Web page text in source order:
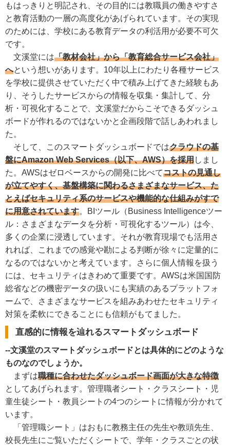
もはっきりと明記され、その目的には教職員の働きやすさ
と教育活動の一層の高度化があげられています。その実現
のためには、学校にある教育データの利活用が必要不可欠
です。
文溪堂には「教材会社」から「教育総合サービス会社」
へという想いがあります。10年以上にわたり各種サービス
を学校に提供させていただく中で積み上げてきた経験もあ
り、そうしたサービスからの情報を収集・集計して、分
析・可視化することで、文溪堂だからこそできるダッシュ
ボードが作れるのではないかと企画段階で話しあわれまし
た。
そして、このスマートダッシュボードではクラウドの基
盤にAmazon Web Services（以下、AWS）を採用しまし
た。AWSはゼロベースからの開発に比べてコストの見通し
が立てやすく、基盤構築に関わるさまざまなサービス、た
とえばセキュリティ系のサービスや機能的な仕組みがすで
に用意されています。BIツール（Business Intelligenceツー
ル：さまざまなデータを分析・可視化するツール）は今、
多くの企業に浸透しています。それが教育現場でも活用さ
れれば、これまでの感覚や勘による判断が徐々に定量的に
なるのではないかと考えています。さらに個人情報を扱う
には、セキュリティはきわめて重要です。AWSは米国国防
総省などの機密データの扱いにも実績のあるプラットフォ
ームで、さまざまなサービスを組みあわせたセキュリティ
対策を柔軟にできることにも信頼がもてました。
直感的に情報を辿れるスマートダッシュボード
--文溪堂のスマートダッシュボードとは具体的にどのような
ものなのでしょうか。
まずは職種に合わせたダッシュボード画面が大きな特徴
としてあげられます。管理職者シート・クラスシート・児
童生徒シート・教員シートの4つのシートに情報が分かれて
います。
「管理職シート」はおもに教務主任の先生や教頭先生、
校長先生にご覧いただくシートで、学年・クラスごとの状